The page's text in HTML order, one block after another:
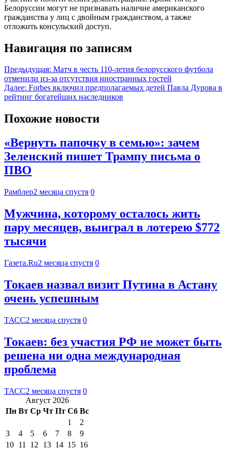
Белоруссии могут не признавать наличие американского
гражданства у лиц с двойным гражданством, а также
отложить консульский доступ.
Навигация по записям
Предыдущая: Матч в честь 110-летия белорусского футбола
отменили из-за отсутствия иностранных гостей
Далее: Forbes включил предполагаемых детей Павла Дурова в
рейтинг богатейших наследников
Похожие новости
«Вернуть папочку в семью»: зачем
Зеленский пишет Трампу письма о
ПВО
Рамблер2 месяца спустя 0
Мужчина, которому осталось жить
пару месяцев, выиграл в лотерею $772
тысячи
Газета.Ru2 месяца спустя 0
Токаев назвал визит Путина в Астану
очень успешным
ТАСС2 месяца спустя 0
Токаев: без участия РФ не может быть
решена ни одна международная
проблема
ТАСС2 месяца спустя 0
Август 2026
Пн Вт Ср Чт Пт Сб Вс
1
2
3
4 5 6 7 8
9
10 11 12 13 14 15 16